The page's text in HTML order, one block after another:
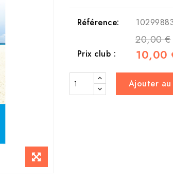
Référence:
20,00 €
Prix club : 10,00
Ajouter